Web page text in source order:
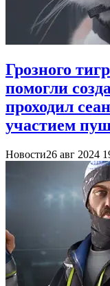
Грозного
помогли
проходил
участием
Новости26 авг 2024